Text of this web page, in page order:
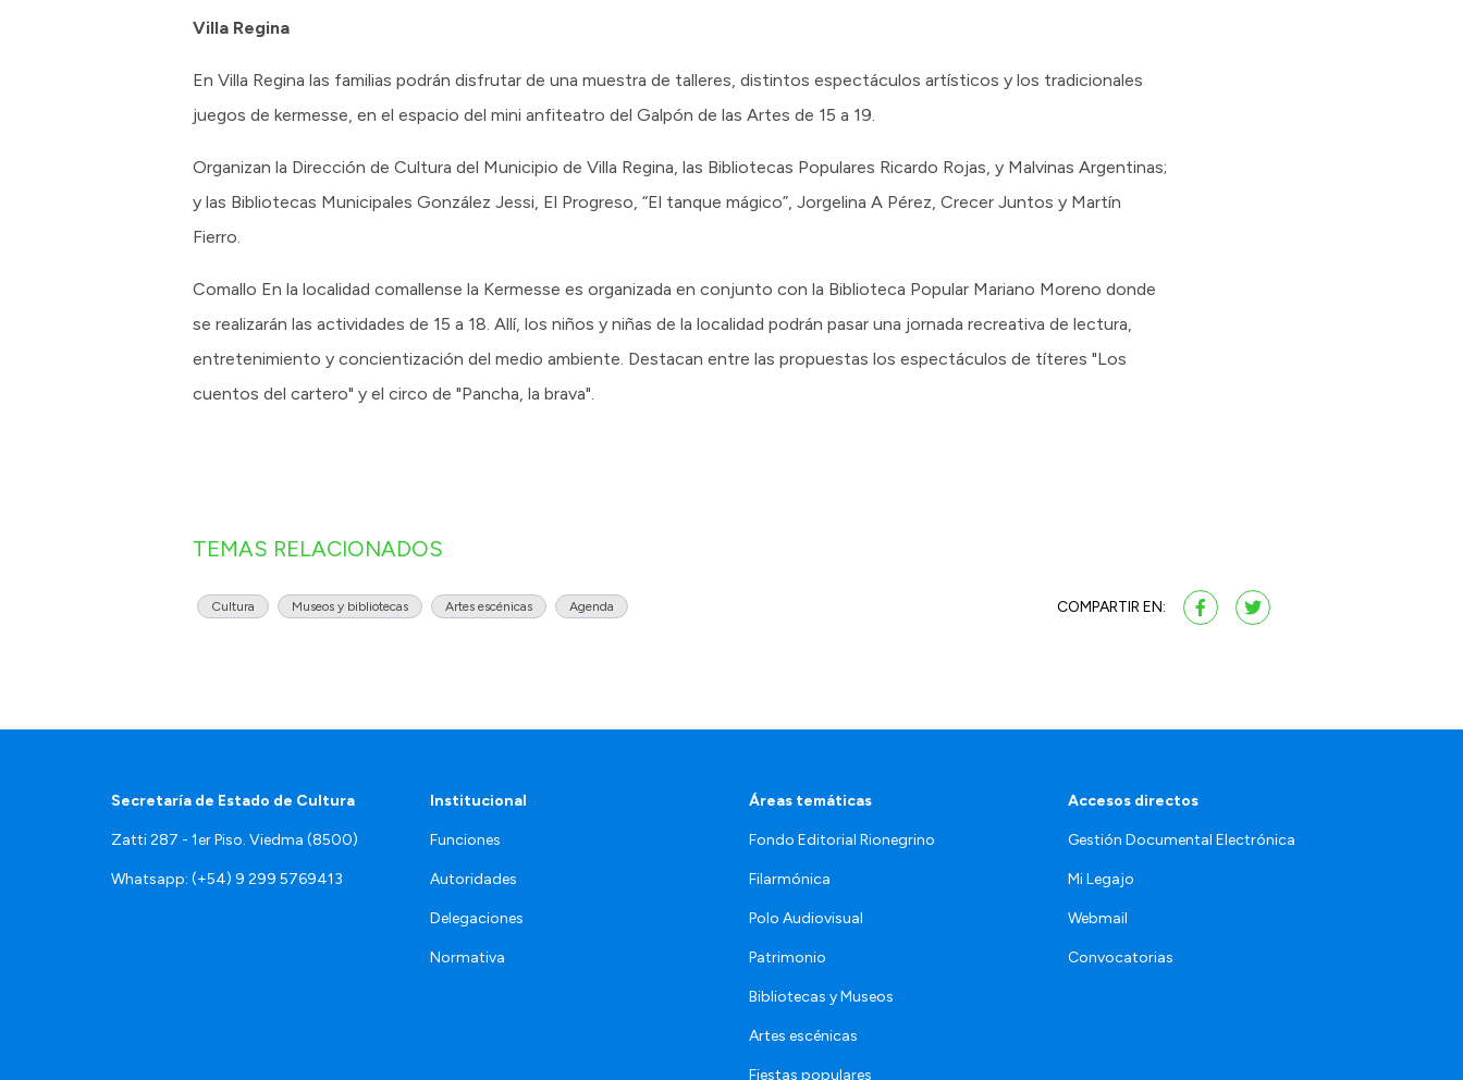
Villa Regina
En Villa Regina las familias podrán disfrutar de una muestra de talleres, distintos espectáculos artísticos y los tradicionales
juegos de kermesse, en el espacio del mini anfiteatro del Galpón de las Artes de 15 a 19.
Organizan la Dirección de Cultura del Municipio de Villa Regina, las Bibliotecas Populares Ricardo Rojas, y Malvinas Argentinas;
y las Bibliotecas Municipales González Jessi, El Progreso, “El tanque mágico”, Jorgelina A Pérez, Crecer Juntos y Martín
Fierro.
Comallo En la localidad comallense la Kermesse es organizada en conjunto con la Biblioteca Popular Mariano Moreno donde
se realizarán las actividades de 15 a 18. Allí, los niños y niñas de la localidad podrán pasar una jornada recreativa de lectura,
entretenimiento y concientización del medio ambiente. Destacan entre las propuestas los espectáculos de títeres "Los
cuentos del cartero" y el circo de "Pancha, la brava".
TEMAS RELACIONADOS
Cultura Museos y bibliotecas Artes escénicas Agenda COMPARTIR EN:
Secretaría de Estado de Cultura
Zatti 287 - 1er Piso. Viedma (8500)
Whatsapp: (+54) 9 299 5769413
Institucional
Funciones
Autoridades
Delegaciones
Normativa
Áreas temáticas
Fondo Editorial Rionegrino
Filarmónica
Polo Audiovisual
Patrimonio
Bibliotecas y Museos
Artes escénicas
Fiestas populares
Accesos directos
Gestión Documental Electrónica
Mi Legajo
Webmail
Convocatorias